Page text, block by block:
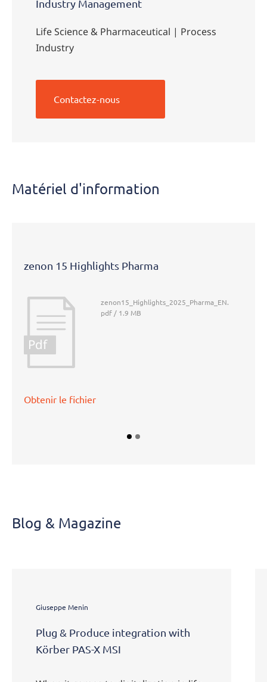
Industry Management
Life Science & Pharmaceutical | Process
Industry
Contactez-nous
Matériel
d'information
Matériel d'information
Pdf
zenon 15 Highlights Pharma
zenon15_Highlights_2025_Pharma_EN.
pdf / 1.9 MB
Obtenir le fichier
Blog & Magazine
Giuseppe Menin
Plug & Produce integration with
Körber PAS-X MSI